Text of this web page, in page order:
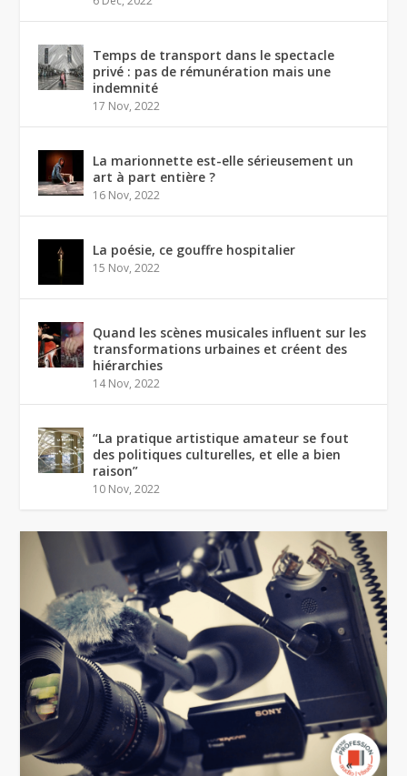
Temps de transport dans le spectacle
privé : pas de rémunération mais une
indemnité
17 Nov, 2022
La marionnette est-elle sérieusement un
art à part entière ?
16 Nov, 2022
La poésie, ce gouffre hospitalier
15 Nov, 2022
Quand les scènes musicales influent sur les
transformations urbaines et créent des
hiérarchies
14 Nov, 2022
“La pratique artistique amateur se fout
des politiques culturelles, et elle a bien
raison”
10 Nov, 2022